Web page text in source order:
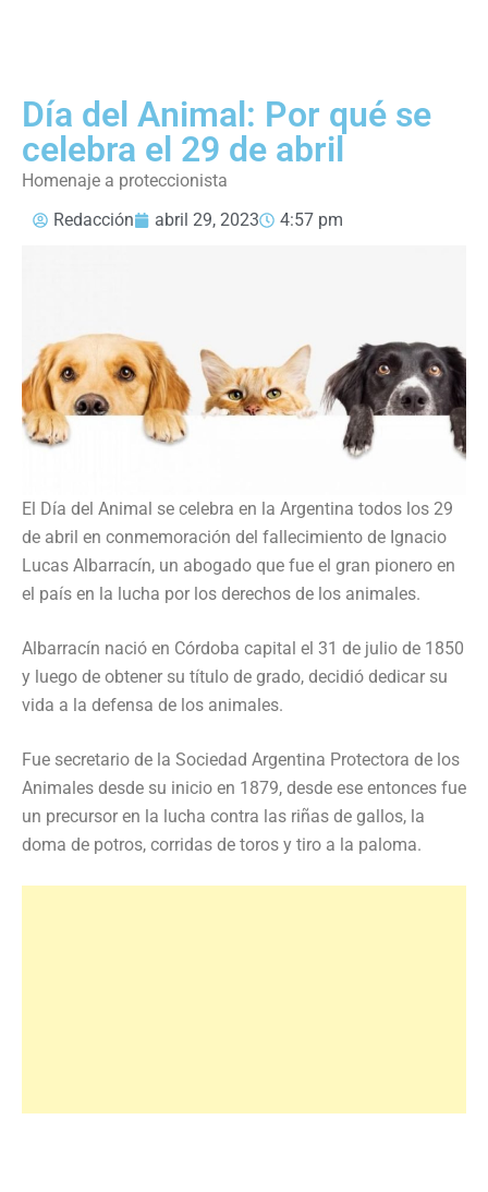
Día del Animal: Por qué se
celebra el 29 de abril
Homenaje a proteccionista
Redacción
abril 29, 2023 4:57 pm
El Día del Animal se celebra en la Argentina todos los 29
de abril en conmemoración del fallecimiento de Ignacio
Lucas Albarracín, un abogado que fue el gran pionero en
el país en la lucha por los derechos de los animales.
Albarracín nació en Córdoba capital el 31 de julio de 1850
y luego de obtener su título de grado, decidió dedicar su
vida a la defensa de los animales.
Fue secretario de la Sociedad Argentina Protectora de los
Animales desde su inicio en 1879, desde ese entonces fue
un precursor en la lucha contra las riñas de gallos, la
doma de potros, corridas de toros y tiro a la paloma.